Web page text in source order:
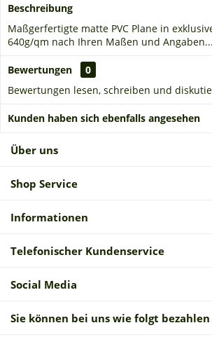
Beschreibung
Maßgerfertigte matte PVC Plane in
640g/qm nach Ihren Maßen und Angaben...
Bewertungen
0
Bewertungen lesen, schreiben und
Kunden haben sich ebenfalls angesehen
Über uns
Shop Service
Informationen
Telefonischer Kundenservice
Social Media
Sie können bei uns wie folgt bezahlen